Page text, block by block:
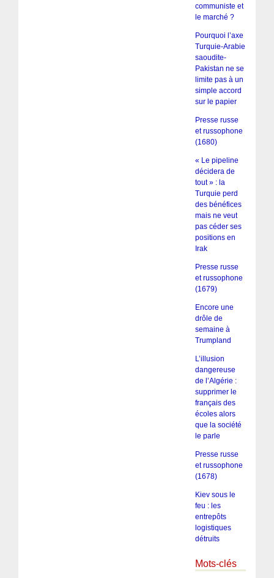
communiste et
le marché ?
Pourquoi l’axe
Turquie-Arabie
saoudite-
Pakistan ne se
limite pas à un
simple accord
sur le papier
Presse russe
et russophone
(1680)
« Le pipeline
décidera de
tout » : la
Turquie perd
des bénéfices
mais ne veut
pas céder ses
positions en
Irak
Presse russe
et russophone
(1679)
Encore une
drôle de
semaine à
Trumpland
L’illusion
dangereuse
de l’Algérie :
supprimer le
français des
écoles alors
que la société
le parle
Presse russe
et russophone
(1678)
Kiev sous le
feu : les
entrepôts
logistiques
détruits
Mots-clés